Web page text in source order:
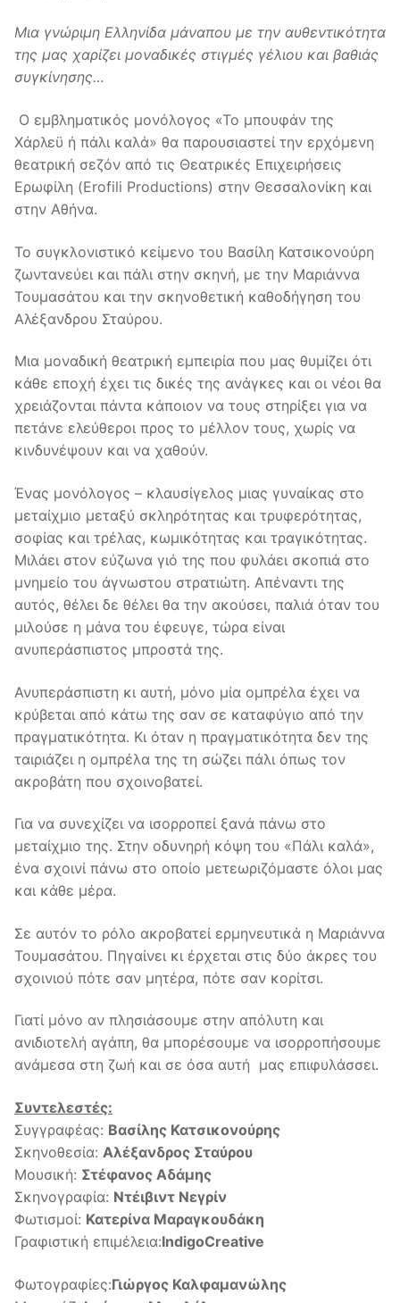
Μια γνώριμη Ελληνίδα μάναπου με την αυθεντικότητα
της μας χαρίζει μοναδικές στιγμές γέλιου και βαθιάς
συγκίνησης…
Ο εμβληματικός μονόλογος «Το μπουφάν της
Χάρλεϋ ή πάλι καλά» θα παρουσιαστεί την ερχόμενη
θεατρική σεζόν από τις Θεατρικές Επιχειρήσεις
Ερωφίλη (Erofili Productions) στην Θεσσαλονίκη και
στην Αθήνα.
Το συγκλονιστικό κείμενο του Βασίλη Κατσικονούρη
ζωντανεύει και πάλι στην σκηνή, με την Μαριάννα
Τουμασάτου και την σκηνοθετική καθοδήγηση του
Αλέξανδρου Σταύρου.
Μια μοναδική θεατρική εμπειρία που μας θυμίζει ότι
κάθε εποχή έχει τις δικές της ανάγκες και οι νέοι θα
χρειάζονται πάντα κάποιον να τους στηρίξει για να
πετάνε ελεύθεροι προς το μέλλον τους, χωρίς να
κινδυνέψουν και να χαθούν.
Ένας μονόλογος – κλαυσίγελος μιας γυναίκας στο
μεταίχμιο μεταξύ σκληρότητας και τρυφερότητας,
σοφίας και τρέλας, κωμικότητας και τραγικότητας.
Μιλάει στον εύζωνα γιό της που φυλάει σκοπιά στο
μνημείο του άγνωστου στρατιώτη. Απέναντι της
αυτός, θέλει δε θέλει θα την ακούσει, παλιά όταν του
μιλούσε η μάνα του έφευγε, τώρα είναι
ανυπεράσπιστος μπροστά της.
Ανυπεράσπιστη κι αυτή, μόνο μία ομπρέλα έχει να
κρύβεται από κάτω της σαν σε καταφύγιο από την
πραγματικότητα. Κι όταν η πραγματικότητα δεν της
ταιριάζει η ομπρέλα της τη σώζει πάλι όπως τον
ακροβάτη που σχοινοβατεί.
Για να συνεχίζει να ισορροπεί ξανά πάνω στο
μεταίχμιο της. Στην οδυνηρή κόψη του «Πάλι καλά»,
ένα σχοινί πάνω στο οποίο μετεωριζόμαστε όλοι μας
και κάθε μέρα.
Σε αυτόν το ρόλο ακροβατεί ερμηνευτικά η Μαριάννα
Τουμασάτου. Πηγαίνει κι έρχεται στις δύο άκρες του
σχοινιού πότε σαν μητέρα, πότε σαν κορίτσι.
Γιατί μόνο αν πλησιάσουμε στην απόλυτη και
ανιδιοτελή αγάπη, θα μπορέσουμε να ισορροπήσουμε
ανάμεσα στη ζωή και σε όσα αυτή μας επιφυλάσσει.
Συντελεστές:
Συγγραφέας: Βασίλης Κατσικονούρης
Σκηνοθεσία: Αλέξανδρος Σταύρου
Μουσική: Στέφανος Αδάμης
Σκηνογραφία: Ντέιβιντ Νεγρίν
Φωτισμοί: Κατερίνα Μαραγκουδάκη
Γραφιστική επιμέλεια:IndigoCreative
Φωτογραφίες:Γιώργος Καλφαμανώλης